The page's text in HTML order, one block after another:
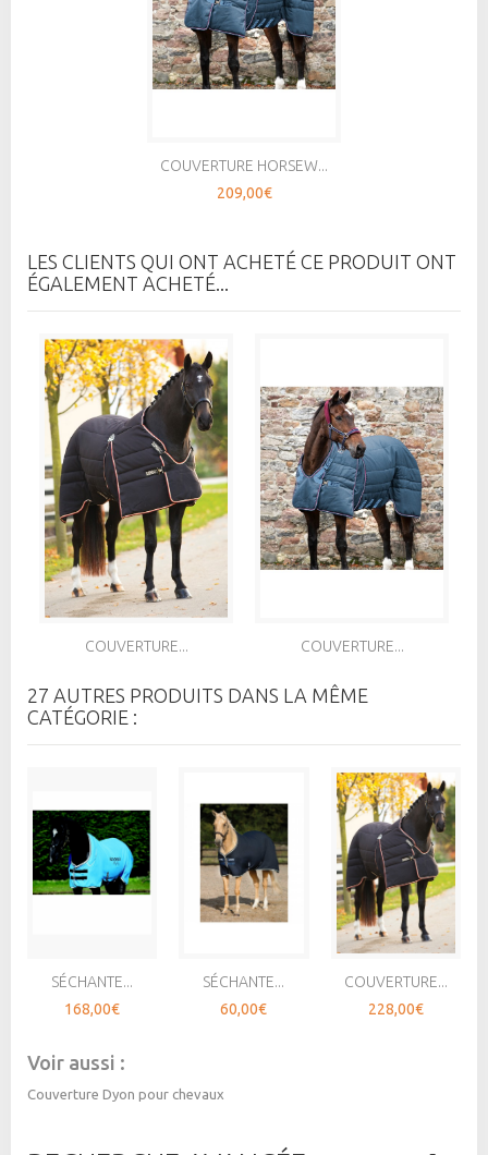
COUVERTURE HORSEW...
209,00€
LES CLIENTS QUI ONT ACHETÉ CE PRODUIT ONT
ÉGALEMENT ACHETÉ...
COUVERTURE... COUVERTURE...
27 AUTRES PRODUITS DANS LA MÊME
CATÉGORIE :
SÉCHANTE...
168,00€
SÉCHANTE...
60,00€
COUVERTURE...
228,00€
Voir aussi :
Couverture Dyon pour chevaux